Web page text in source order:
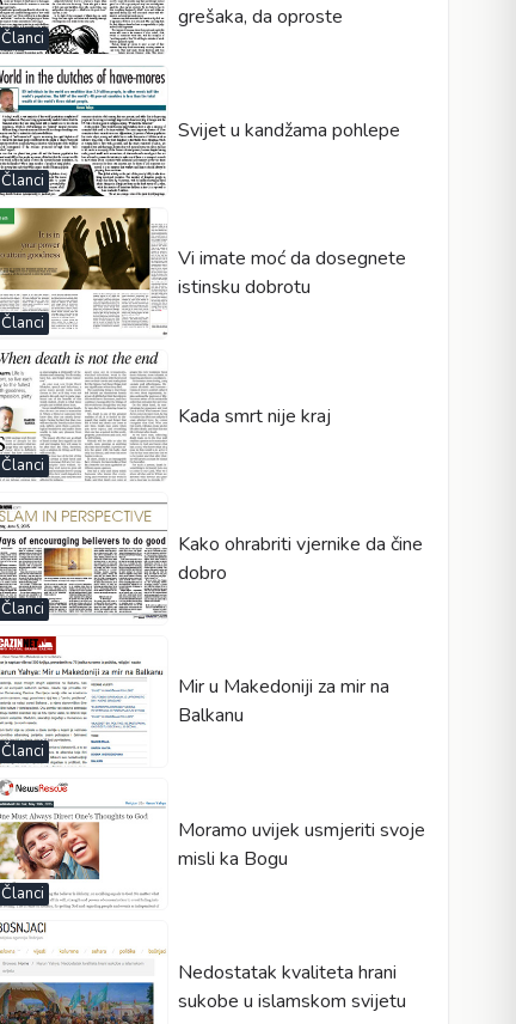
Članci
grešaka, da oproste
Članci
Svijet u kandžama pohlepe
Članci
Vi imate moć da dosegnete
istinsku dobrotu
Članci
Kada smrt nije kraj
Članci
Kako ohrabriti vjernike da čine
dobro
Članci
Mir u Makedoniji za mir na
Balkanu
Članci
Moramo uvijek usmjeriti svoje
misli ka Bogu
Nedostatak kvaliteta hrani
sukobe u islamskom svijetu